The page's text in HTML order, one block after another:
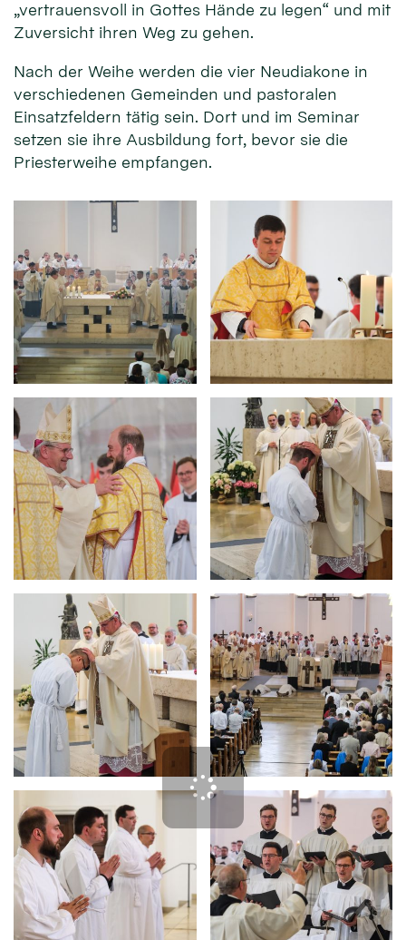
„vertrauensvoll in Gottes Hände zu legen“ und mit
Zuversicht ihren Weg zu gehen.
Nach der Weihe werden die vier Neudiakone in
verschiedenen Gemeinden und pastoralen
Einsatzfeldern tätig sein. Dort und im Seminar
setzen sie ihre Ausbildung fort, bevor sie die
Priesterweihe empfangen.